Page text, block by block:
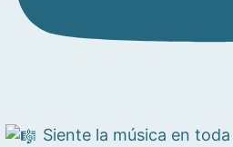
Siente la música en